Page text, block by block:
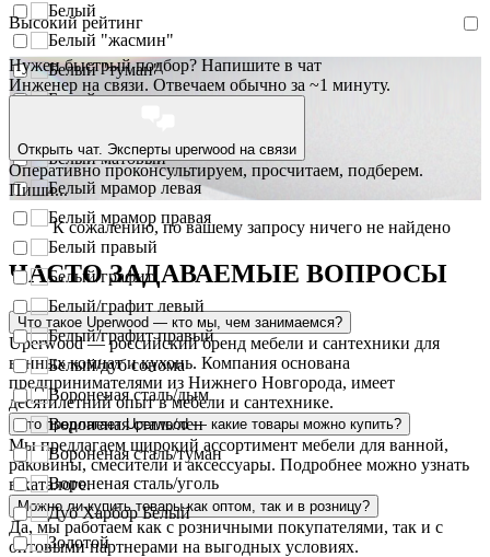
Белый
Белый "жасмин"
Белый "туман"
Белый глянец
Белый матовый
Белый мрамор левая
Белый мрамор правая
Белый правый
Белый/графит
Белый/графит левый
Белый/графит правый
Белый/дуб сонома
Вороненая сталь/дым
Вороненая сталь/лен
Вороненая сталь/туман
Вороненая сталь/уголь
Дуб Харбор Белый
Золотой
Высокий рейтинг
Нужен быстрый подбор? Напишите в чат
Инженер на связи. Отвечаем обычно за ~1 минуту.
Открыть чат. Эксперты uperwood на связи
Оперативно проконсультируем, просчитаем, подберем.
Пиши...
К сожалению, по вашему запросу ничего не найдено
ЧАСТО ЗАДАВАЕМЫЕ ВОПРОСЫ
Что такое Uperwood — кто мы, чем занимаемся?
Uperwood — российский бренд мебели и сантехники для
ванных комнат и кухонь. Компания основана
предпринимателями из Нижнего Новгорода, имеет
десятилетний опыт в мебели и сантехнике.
Что предлагает Uperwood — какие товары можно купить?
Мы предлагаем широкий ассортимент мебели для ванной,
раковины, смесители и аксессуары. Подробнее можно узнать
в каталоге.
Можно ли купить товары как оптом, так и в розницу?
Да, мы работаем как с розничными покупателями, так и с
оптовыми партнерами на выгодных условиях.